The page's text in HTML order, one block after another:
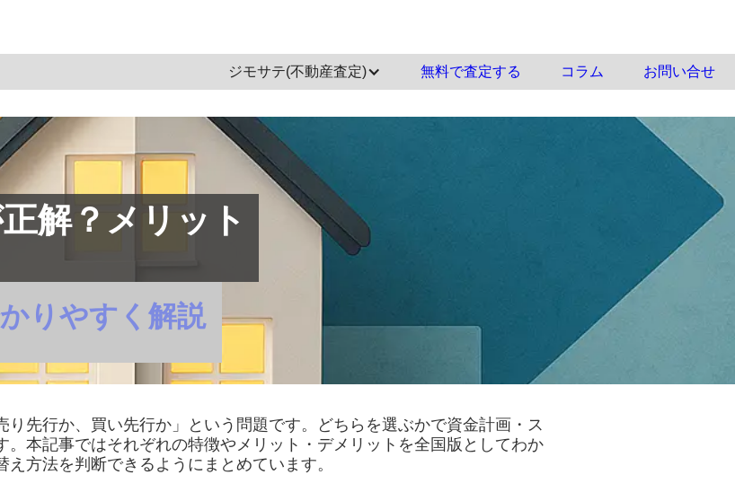
ジモサテ(不動産査定) ‍無料で査定する コラム お問い合せ
解？メリット
りやすく解説
先行か、買い先行か」という問題です。どちらを選ぶかで資金計画・ス
。本記事ではそれぞれの特徴やメリット・デメリットを全国版としてわか
方法を判断できるようにまとめています。